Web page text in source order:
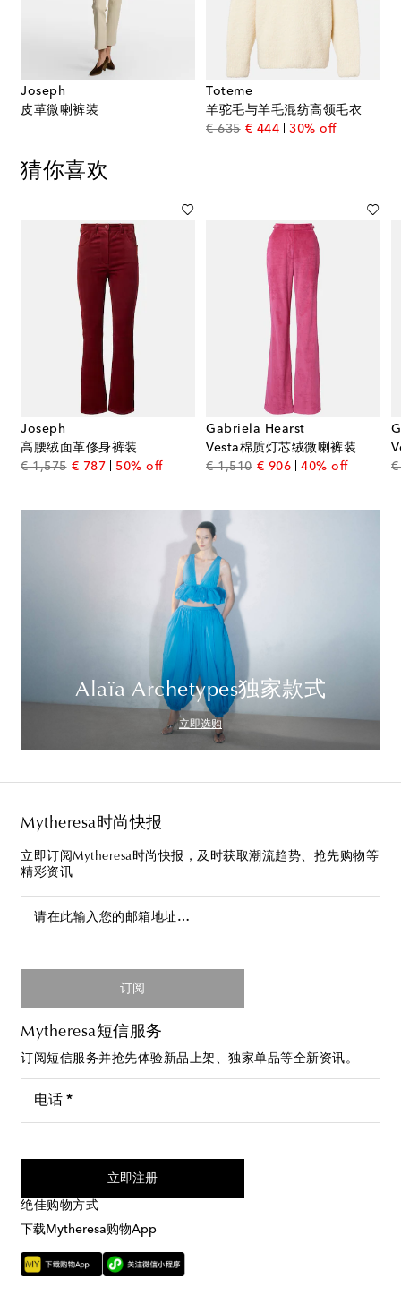
Joseph
皮革微喇裤装
Toteme
羊驼毛与羊毛混纺高领毛衣
€ 635original price
€ 444discount price
30% off
猜你喜欢
Joseph
高腰绒面革修身裤装
€ 1,575original price
€ 787discount price
50% off
Gabriela Hearst
Vesta棉质灯芯绒微喇裤装
€ 1,510original price
€ 906discount price
40% off
€
Alaïa Archetypes独家款式
立即选购
Mytheresa时尚快报
立即订阅Mytheresa时尚快报，及时获取潮流趋势、抢先购物等
精彩资讯
请在此输入您的邮箱地址…
订阅
Mytheresa短信服务
订阅短信服务并抢先体验新品上架、独家单品等全新资讯。
电话 *
立即注册
绝佳购物方式
下载Mytheresa购物App